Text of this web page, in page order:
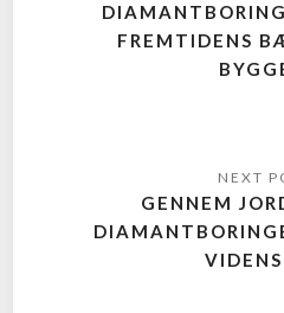
FREMTIDENS
GENNEM